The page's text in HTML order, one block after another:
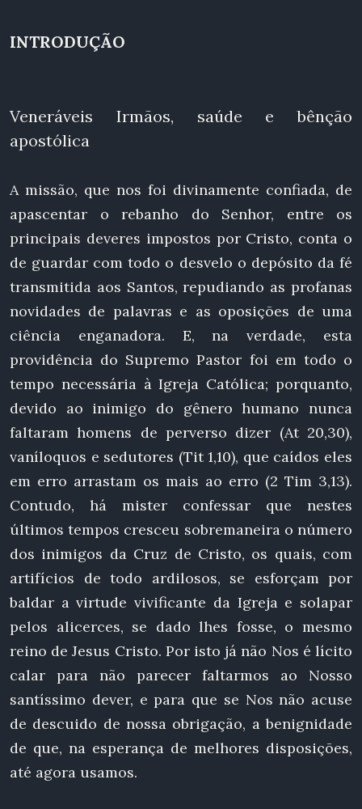
INTRODUÇÃO
Veneráveis Irmãos, saúde e bênção
apostólica
A missão, que nos foi divinamente confiada, de
apascentar o rebanho do Senhor, entre os
principais deveres impostos por Cristo, conta o
de guardar com todo o desvelo o depósito da fé
transmitida aos Santos, repudiando as profanas
novidades de palavras e as oposições de uma
ciência enganadora. E, na verdade, esta
providência do Supremo Pastor foi em todo o
tempo necessária à Igreja Católica; porquanto,
devido ao inimigo do gênero humano nunca
faltaram homens de perverso dizer (At 20,30),
vaníloquos e sedutores (Tit 1,10), que caídos eles
em erro arrastam os mais ao erro (2 Tim 3,13).
Contudo, há mister confessar que nestes
últimos tempos cresceu sobremaneira o número
dos inimigos da Cruz de Cristo, os quais, com
artifícios de todo ardilosos, se esforçam por
baldar a virtude vivificante da Igreja e solapar
pelos alicerces, se dado lhes fosse, o mesmo
reino de Jesus Cristo. Por isto já não Nos é lícito
calar para não parecer faltarmos ao Nosso
santíssimo dever, e para que se Nos não acuse
de descuido de nossa obrigação, a benignidade
de que, na esperança de melhores disposições,
até agora usamos.